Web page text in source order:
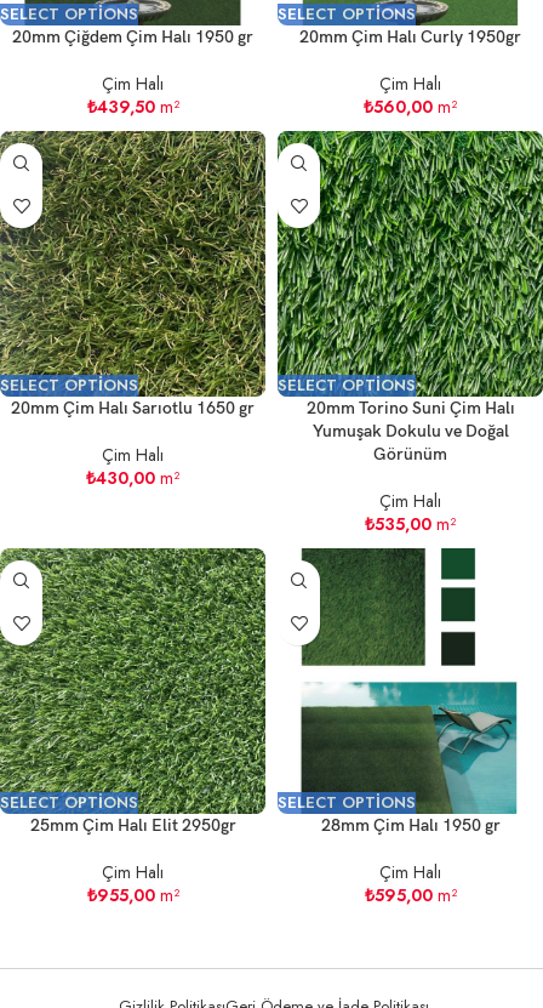
SELECT OPTIONS
20mm Çiğdem Çim Halı 1950 gr
Çim Halı
₺439,50m²
SELECT OPTIONS
20mm Çim Halı Curly 1950gr
Çim Halı
₺560,00 m²
SELECT OPTIONS
20mm Çim Halı Sarıotlu 1650 gr
Çim Halı
₺430,00 m²
SELECT OPTIONS
20mm Torino Suni Çim Halı
Yumuşak Dokulu ve Doğal
Görünüm
Çim Halı
₺535,00 m²
SELECT OPTIONS
25mm Çim Halı Elit 2950gr
Çim Halı
₺955,00m²
SELECT OPTIONS
28mm Çim Halı 1950 gr
Çim Halı
₺595,00m²